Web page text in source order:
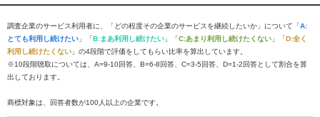
調査企業のサービス利用者に、「どの程度その企業のサービスを継続したいか」について「A:
とても利用し続けたい 」「B:まあ利用し続けたい 」「C:あまり利用し続けたくない 」「D:全く
利用し続けたくない 」の4段階で評価をしてもらい比率を算出しています。
※10段階聴取については、A=9-10回答、B=6-8回答、C=3-5回答、D=1-2回答として割合を算
出しております。
商標対象は、回答者数が100人以上の企業です。